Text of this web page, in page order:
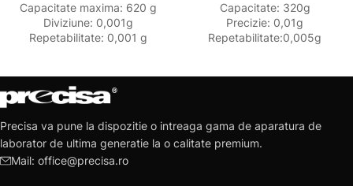
Capacitate maxima: 620 g
Diviziune: 0,001g
Repetabilitate: 0,001 g
Capacitate: 320g
Precizie: 0,01g
Repetabilitate:0,005g
Precisa va pune la dispozitie o intreaga gama de aparatura de
laborator de ultima generatie la o calitate premium.
Mail: office@precisa.ro